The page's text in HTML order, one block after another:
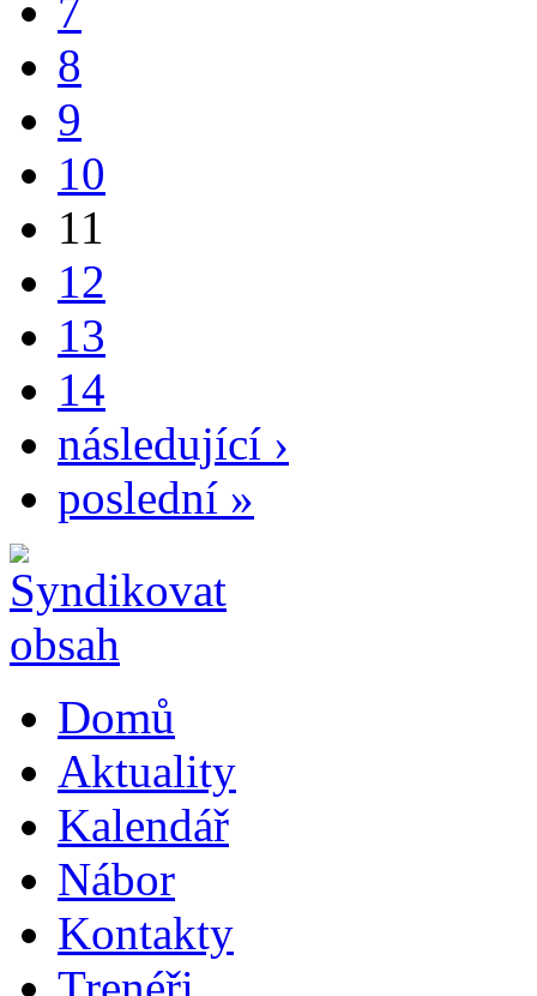
7
8
9
10
11
12
13
14
následující ›
poslední »
Domů
Aktuality
Kalendář
Nábor
Kontakty